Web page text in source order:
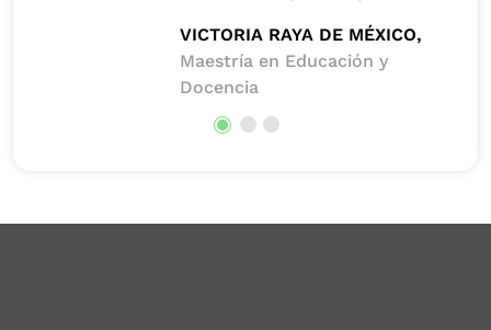
VICTORIA RAYA DE MÉXICO,
Maestría en Educación y
Docencia